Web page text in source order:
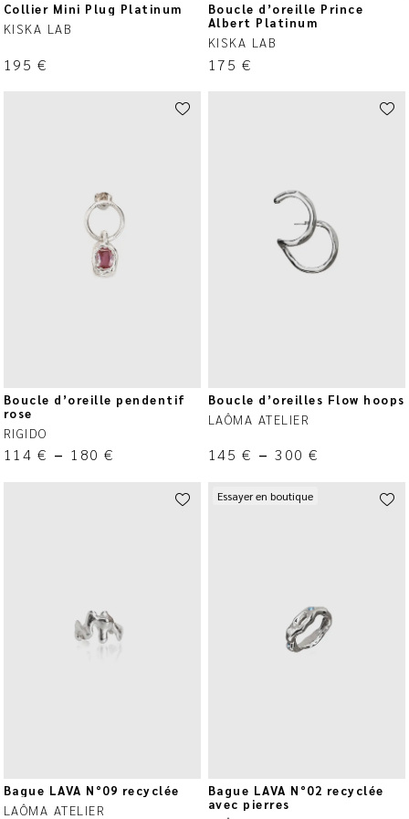
Collier Mini Plug Platinum
KISKA LAB
195 €
Boucle d’oreille Prince
Albert Platinum
KISKA LAB
175 €
Boucle d’oreille pendentif
rose
RIGIDO
114 € – 180€
Boucle d’oreilles Flow hoops
LAÔMA ATELIER
145 € – 300€
Bague LAVA N°09 recyclée
LAÔMA ATELIER
Essayer en boutique
Bague LAVA N°02 recyclée
avec pierres